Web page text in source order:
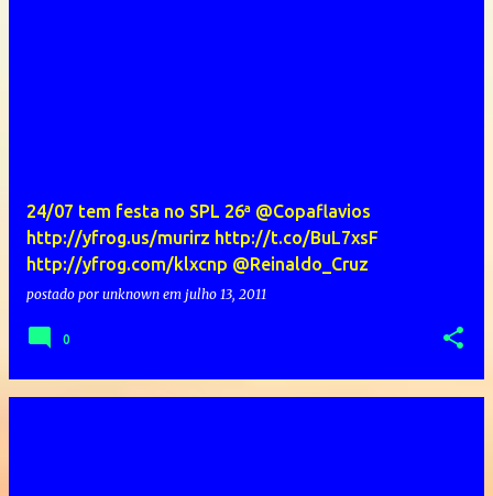
24/07 tem festa no SPL 26ª @Copaflavios
http://yfrog.us/murirz http://t.co/BuL7xsF
http://yfrog.com/klxcnp @Reinaldo_Cruz
postado por unknown em julho 13, 2011
0